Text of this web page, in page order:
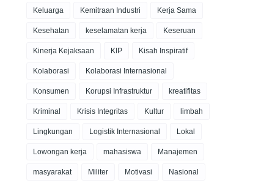
Keluarga Kemitraan Industri Kerja Sama
Kesehatan keselamatan kerja Keseruan
Kinerja Kejaksaan KIP Kisah Inspiratif
Kolaborasi Kolaborasi Internasional
Konsumen Korupsi Infrastruktur kreatifitas
Kriminal Krisis Integritas Kultur limbah
Lingkungan Logistik Internasional Lokal
Lowongan kerja mahasiswa Manajemen
masyarakat Militer Motivasi Nasional